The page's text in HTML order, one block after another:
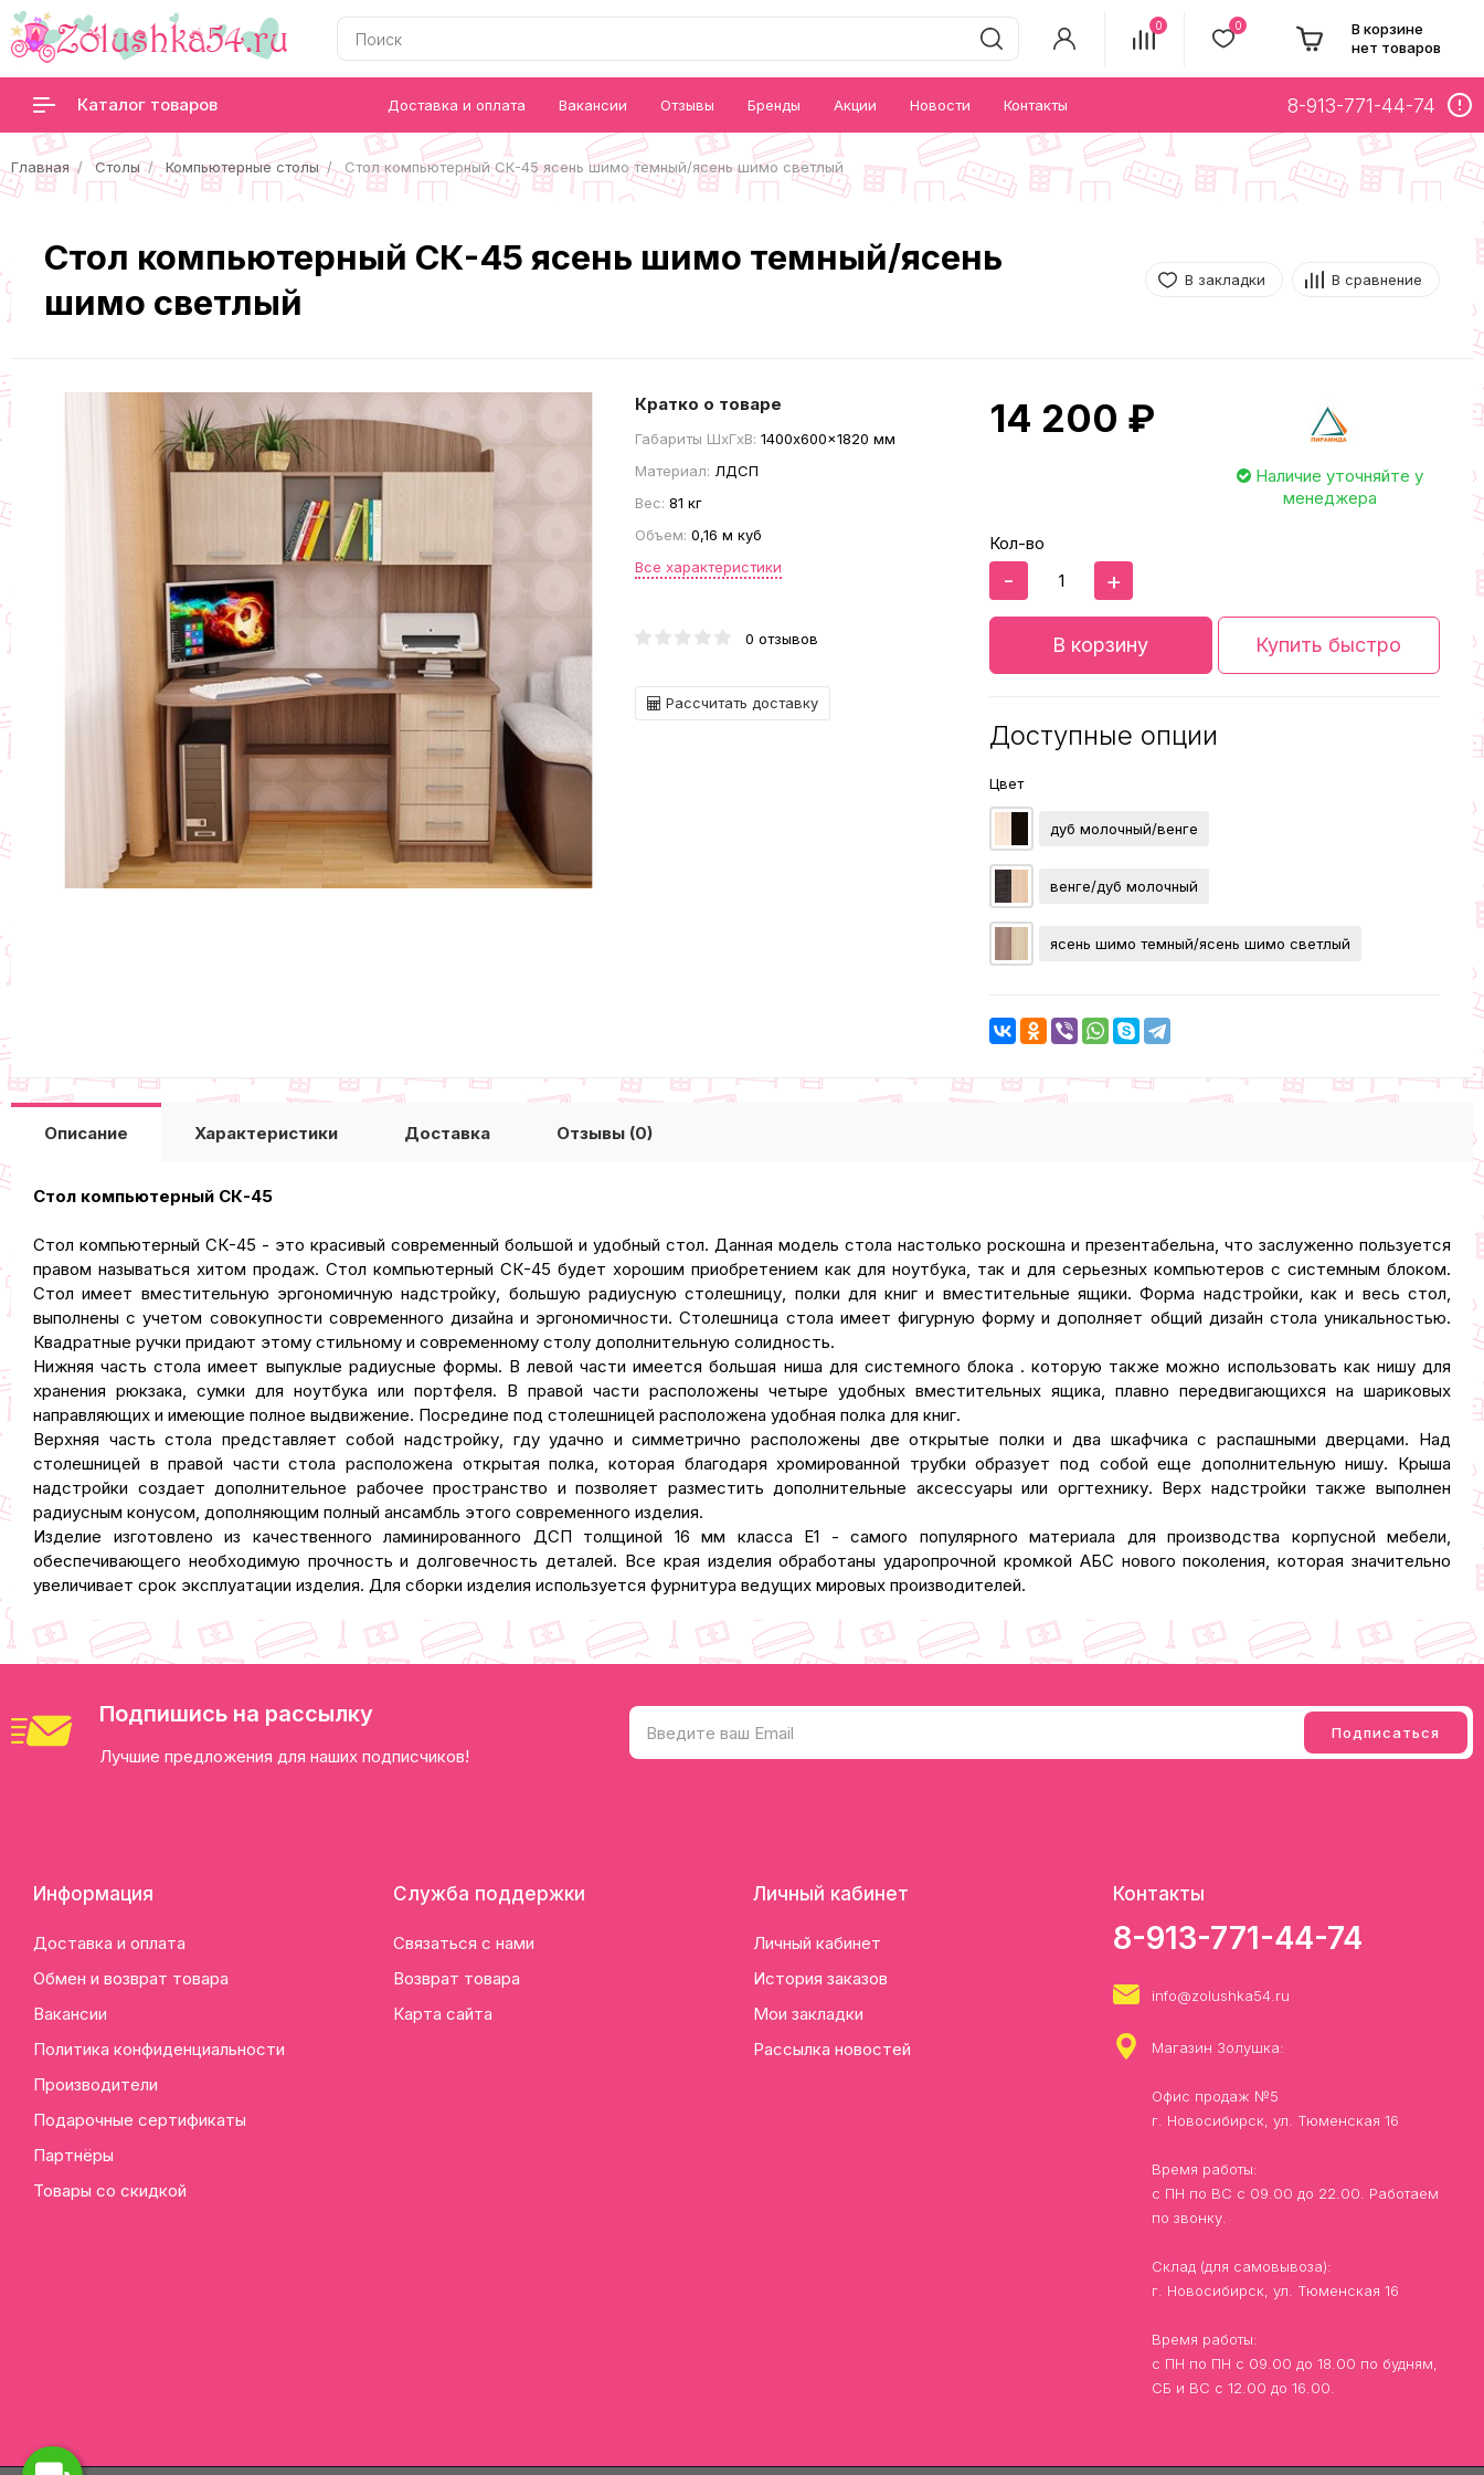
0 0
В корзине
нет товаров
Каталог товаров Доставка и оплата Вакансии Отзывы Бренды Акции Новости Контакты 8-913-771-44-74
Главная Столы Компьютерные столы Cтол компьютерный СК-45 ясень шимо темный/ясень шимо светлый
Cтол компьютерный СК-45 ясень шимо темный/ясень
шимо светлый
В закладки В сравнение
Кратко о товаре
Габариты ШxГxВ: 1400x600x1820 мм
Материал: ЛДСП
Вес: 81 кг
Объем: 0,16 м куб
Все характеристики
0 отзывов
Рассчитать доставку
14 200 ₽
Наличие уточняйте у
менеджера
Кол-во
- +
В корзину Купить быстро
Доступные опции
Цвет
дуб молочный/венге
венге/дуб молочный
ясень шимо темный/ясень шимо светлый
Описание Характеристики Доставка Отзывы (0)
Cтол компьютерный СК-45
Стол компьютерный СК-45 - это красивый современный большой и удобный стол. Данная модель стола настолько роскошна и презентабельна, что заслуженно пользуется
правом называться хитом продаж. Стол компьютерный СК-45 будет хорошим приобретением как для ноутбука, так и для серьезных компьютеров с системным блоком.
Стол имеет вместительную эргономичную надстройку, большую радиусную столешницу, полки для книг и вместительные ящики. Форма надстройки, как и весь стол,
выполнены с учетом совокупности современного дизайна и эргономичности. Столешница стола имеет фигурную форму и дополняет общий дизайн стола уникальностью.
Квадратные ручки придают этому стильному и современному столу дополнительную солидность.
Нижняя часть стола имеет выпуклые радиусные формы. В левой части имеется большая ниша для системного блока . которую также можно использовать как нишу для
хранения рюкзака, сумки для ноутбука или портфеля. В правой части расположены четыре удобных вместительных ящика, плавно передвигающихся на шариковых
направляющих и имеющие полное выдвижение. Посредине под столешницей расположена удобная полка для книг.
Верхняя часть стола представляет собой надстройку, гду удачно и симметрично расположены две открытые полки и два шкафчика с распашными дверцами. Над
столешницей в правой части стола расположена открытая полка, которая благодаря хромированной трубки образует под собой еще дополнительную нишу. Крыша
надстройки создает дополнительное рабочее пространство и позволяет разместить дополнительные аксессуары или оргтехнику. Верх надстройки также выполнен
радиусным конусом, дополняющим полный ансамбль этого современного изделия.
Изделие изготовлено из качественного ламинированного ДСП толщиной 16 мм класса Е1 - самого популярного материала для производства корпусной мебели,
обеспечивающего необходимую прочность и долговечность деталей. Все края изделия обработаны ударопрочной кромкой АБС нового поколения, которая значительно
увеличивает срок эксплуатации изделия. Для сборки изделия используется фурнитура ведущих мировых производителей.
Подпишись на рассылку
Лучшие предложения для наших подписчиков!
Информация
Доставка и оплата
Обмен и возврат товара
Вакансии
Политика конфиденциальности
Производители
Подарочные сертификаты
Партнёры
Товары со скидкой
Служба поддержки
Связаться с нами
Возврат товара
Карта сайта
Личный кабинет
Личный кабинет
История заказов
Мои закладки
Рассылка новостей
Контакты
8-913-771-44-74
info@zolushka54.ru
Магазин Золушка:
Офис продаж №5
г. Новосибирск, ул. Тюменская 16
Время работы:
с ПН по ВС с 09.00 до 22.00. Работаем
по звонку.
Склад (для самовывоза):
г. Новосибирск, ул. Тюменская 16
Время работы:
с ПН по ПН с 09.00 до 18.00 по будням,
СБ и ВС с 12.00 до 16.00.